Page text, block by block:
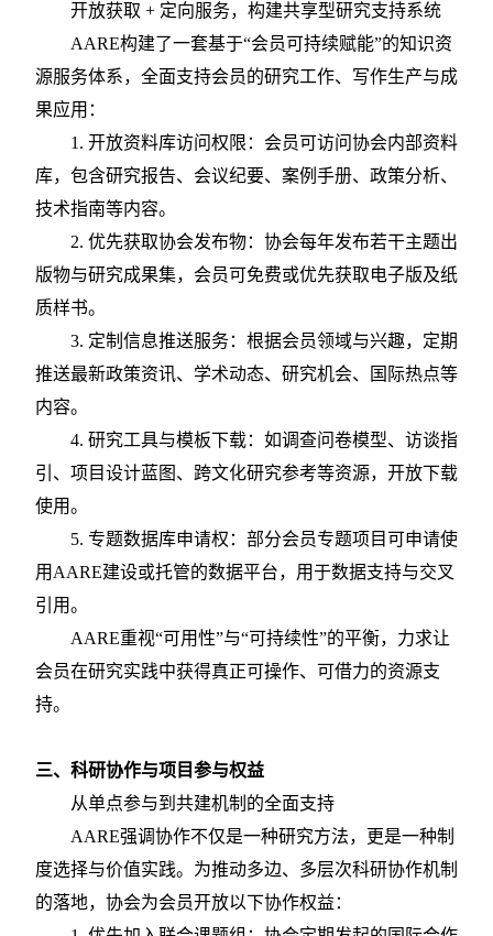
开放获取 + 定向服务，构建共享型研究支持系统
AARE构建了一套基于“会员可持续赋能”的知识资
源服务体系，全面支持会员的研究工作、写作生产与成
果应用：
1. 开放资料库访问权限：会员可访问协会内部资料
库，包含研究报告、会议纪要、案例手册、政策分析、
技术指南等内容。
2. 优先获取协会发布物：协会每年发布若干主题出
版物与研究成果集，会员可免费或优先获取电子版及纸
质样书。
3. 定制信息推送服务：根据会员领域与兴趣，定期
推送最新政策资讯、学术动态、研究机会、国际热点等
内容。
4. 研究工具与模板下载：如调查问卷模型、访谈指
引、项目设计蓝图、跨文化研究参考等资源，开放下载
使用。
5. 专题数据库申请权：部分会员专题项目可申请使
用 AARE建设或托管的数据平台，用于数据支持与交叉
引用。
AARE重视“可用性”与“可持续性”的平衡，力求让
会员在研究实践中获得真正可操作、可借力的资源支
持。
三、科研协作与项目参与权益
从单点参与到共建机制的全面支持
AARE强调协作不仅是一种研究方法，更是一种制
度选择与价值实践。为推动多边、多层次科研协作机制
的落地，协会为会员开放以下协作权益：